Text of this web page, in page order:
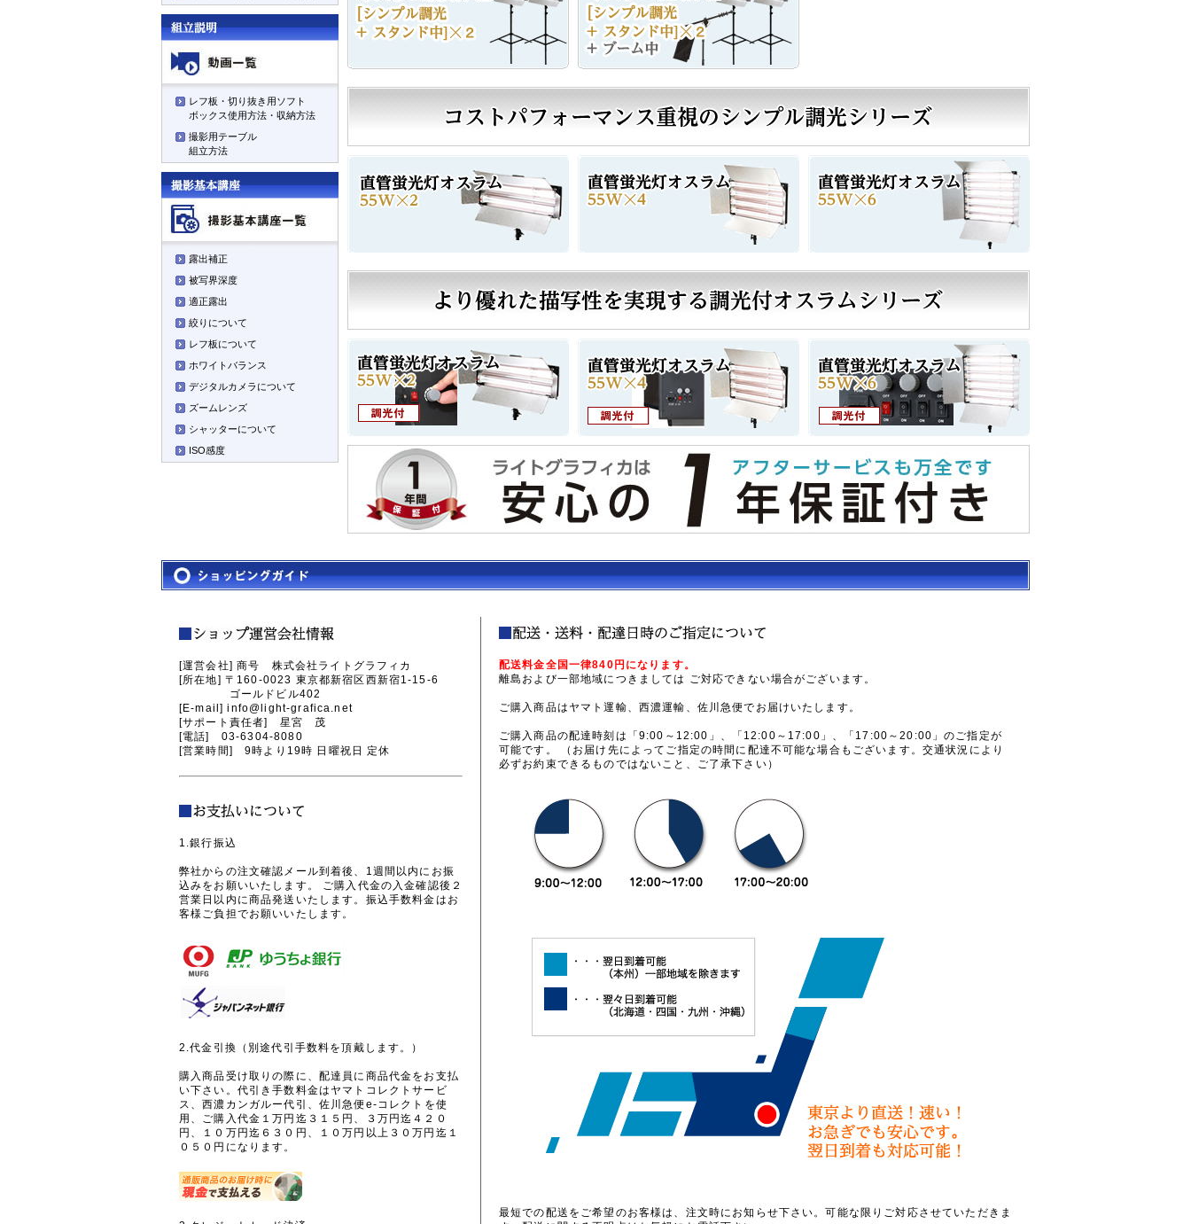
レフ板・切り抜き用ソフト
ボックス使用方法・収納方法
撮影用テーブル
組立方法
露出補正
被写界深度
適正露出
絞りについて
レフ板について
ホワイトバランス
デジタルカメラについて
ズームレンズ
シャッターについて
ISO感度
[運営会社] 商号 株式会社ライトグラフィカ
[所在地] 〒160-0023 東京都新宿区西新宿1-15-6
ゴールドビル402
[E-mail] info@light-grafica.net
[サポート責任者] 星宮 茂
[電話] 03-6304-8080
[営業時間] 9時より19時 日曜祝日 定休
1.銀行振込
弊社からの注文確認メール到着後、1週間以内にお振
込みをお願いいたします。 ご購入代金の入金確認後２
営業日以内に商品発送いたします。振込手数料金はお
客様ご負担でお願いいたします。
2.代金引換（別途代引手数料を頂戴します。）
購入商品受け取りの際に、配達員に商品代金をお支払
い下さい。代引き手数料金はヤマトコレクトサービ
ス、西濃カンガルー代引、佐川急便e-コレクトを使
用、ご購入代金１万円迄３１５円、３万円迄４２０
円、１０万円迄６３０円、１０万円以上３０万円迄１
０５０円になります。
配送料金全国一律840円になります。
離島および一部地域につきましては ご対応できない場合がございます。
ご購入商品はヤマト運輸、西濃運輸、佐川急便でお届けいたします。
ご購入商品の配達時刻は「9:00～12:00」、「12:00～17:00」、「17:00～20:00」のご指定が
可能です。 （お届け先によってご指定の時間に配達不可能な場合もございます。交通状況により
必ずお約束できるものではないこと、ご了承下さい）
最短での配送をご希望のお客様は、注文時にお知らせ下さい。可能な限りご対応させていただきま